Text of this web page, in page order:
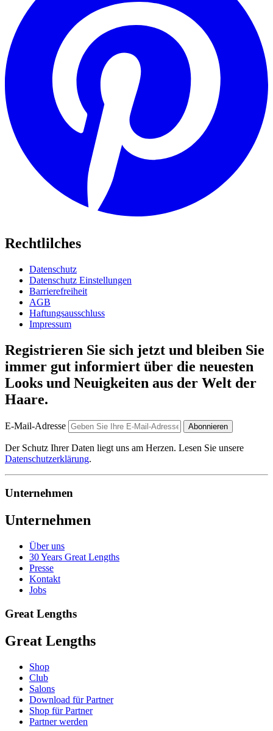
Rechtlilches
Datenschutz
Datenschutz Einstellungen
Barrierefreiheit
AGB
Haftungsausschluss
Impressum
Registrieren Sie sich jetzt und bleiben Sie
immer gut informiert über die neuesten
Looks und Neuigkeiten aus der Welt der
Haare.
E-Mail-Adresse Abonnieren
Der Schutz Ihrer Daten liegt uns am Herzen. Lesen Sie unsere
Datenschutzerklärung.
Unternehmen
Unternehmen
Über uns
30 Years Great Lengths
Presse
Kontakt
Jobs
Great Lengths
Great Lengths
Shop
Club
Salons
Download für Partner
Shop für Partner
Partner werden